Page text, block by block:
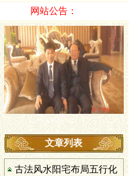
网站公告：
文章列表
古法风水阳宅布局五行化